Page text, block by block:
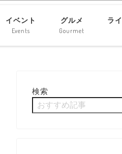
イベント
Events
グルメ
Gourmet
ラ
検索